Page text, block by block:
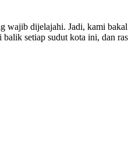
wajib dijelajahi. Jadi, kami
setiap sudut kota ini, dan